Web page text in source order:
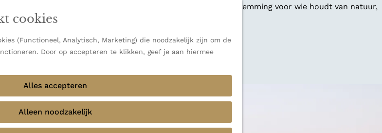
cookies
(Functioneel, Analytisch, Marketing) die noodzakelijk zijn om de
Door op accepteren te klikken, geef je aan hiermee
Alles accepteren
Alleen noodzakelijk
om zijn indrukwekkende Alpen, maar ook een veelzijdige bestemming voor wie houdt van natuur,